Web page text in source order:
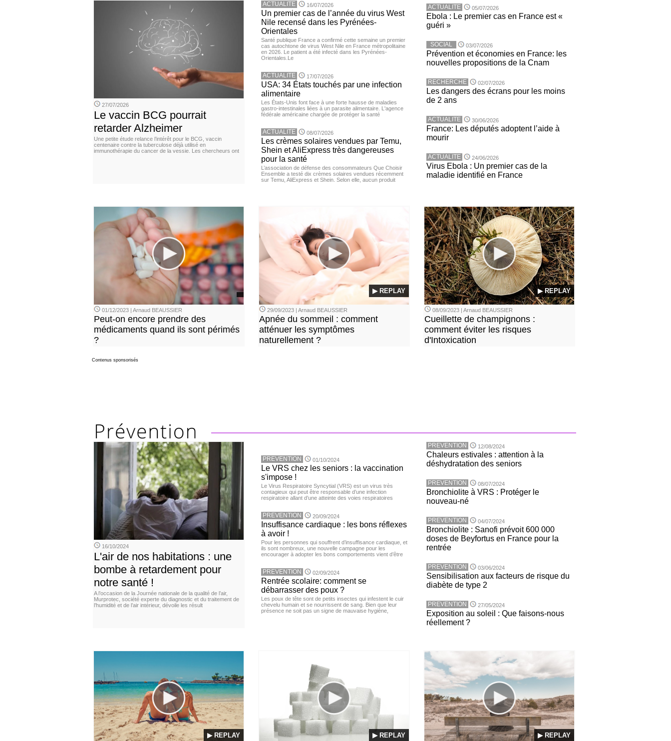
27/07/2026
Le vaccin BCG pourrait
retarder Alzheimer
Une petite étude relance l’intérêt pour le BCG, vaccin
centenaire contre la tuberculose déjà utilisé en
immunothérapie du cancer de la vessie. Les chercheurs ont
ACTUALITE 16/07/2026
Un premier cas de l’année du virus West
Nile recensé dans les Pyrénées-
Orientales
Santé publique France a confirmé cette semaine un premier
cas autochtone de virus West Nile en France métropolitaine
en 2026. Le patient a été infecté dans les Pyrénées-
Orientales.Le
ACTUALITE 17/07/2026
USA: 34 États touchés par une infection
alimentaire
Les États-Unis font face à une forte hausse de maladies
gastro-intestinales liées à un parasite alimentaire. L'agence
fédérale américaine chargée de protéger la santé
ACTUALITE 08/07/2026
Les crèmes solaires vendues par Temu,
Shein et AliExpress très dangereuses
pour la santé
L’association de défense des consommateurs Que Choisir
Ensemble a testé dix crèmes solaires vendues récemment
sur Temu, AliExpress et Shein. Selon elle, aucun produit
ACTUALITE 05/07/2026
Ebola : Le premier cas en France est «
guéri »
SOCIAL 03/07/2026
Prévention et économies en France: les
nouvelles propositions de la Cnam
RECHERCHE 02/07/2026
Les dangers des écrans pour les moins
de 2 ans
ACTUALITE 30/06/2026
France: Les députés adoptent l’aide à
mourir
ACTUALITE 24/06/2026
Virus Ebola : Un premier cas de la
maladie identifié en France
01/12/2023 | Arnaud BEAUSSIER
Peut-on encore prendre des
médicaments quand ils sont périmés
?
▶ REPLAY
29/09/2023 | Arnaud BEAUSSIER
Apnée du sommeil : comment
atténuer les symptômes
naturellement ?
▶ REPLAY
08/09/2023 | Arnaud BEAUSSIER
Cueillette de champignons :
comment éviter les risques
d'Intoxication
Contenus sponsorisés
16/10/2024
L'air de nos habitations : une
bombe à retardement pour
notre santé !
A l’occasion de la Journée nationale de la qualité de l’air,
Murprotec, société experte du diagnostic et du traitement de
l’humidité et de l’air intérieur, dévoile les résult
PREVENTION 01/10/2024
Le VRS chez les seniors : la vaccination
s'impose !
Le Virus Respiratoire Syncytial (VRS) est un virus très
contagieux qui peut être responsable d’une infection
respiratoire allant d’une atteinte des voies respiratoires
PREVENTION 20/09/2024
Insuffisance cardiaque : les bons réflexes
à avoir !
Pour les personnes qui souffrent d’insuffisance cardiaque, et
ils sont nombreux, une nouvelle campagne pour les
encourager à adopter les bons comportements vient d’être
PREVENTION 02/09/2024
Rentrée scolaire: comment se
débarrasser des poux ?
Les poux de tête sont de petits insectes qui infestent le cuir
chevelu humain et se nourrissent de sang. Bien que leur
présence ne soit pas un signe de mauvaise hygiène,
PREVENTION 12/08/2024
Chaleurs estivales : attention à la
déshydratation des seniors
PREVENTION 08/07/2024
Bronchiolite à VRS : Protéger le
nouveau-né
PREVENTION 04/07/2024
Bronchiolite : Sanofi prévoit 600 000
doses de Beyfortus en France pour la
rentrée
PREVENTION 03/06/2024
Sensibilisation aux facteurs de risque du
diabète de type 2
PREVENTION 27/05/2024
Exposition au soleil : Que faisons-nous
réellement ?
▶ REPLAY ▶ REPLAY ▶ REPLAY